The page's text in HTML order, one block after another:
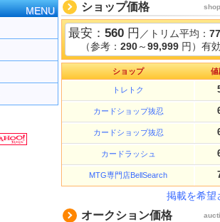
MENU
ショップ価格
最安： 560 円 ／トリム平均：
（参考： 290～99,999 円）有
ショップ 値
トレトク
カードショップ抜忍
カードショップ抜忍
カードラッシュ
MTG専門店BellSearch
掲載を希望
オークション価格